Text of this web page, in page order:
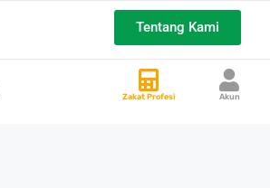
Tentang Kami
Zakat Profesi Akun